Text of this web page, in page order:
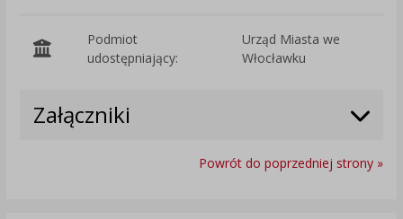
Podmiot
udostępniający:
Urząd Miasta we
Włocławku
Załączniki
Powrót do poprzedniej strony »